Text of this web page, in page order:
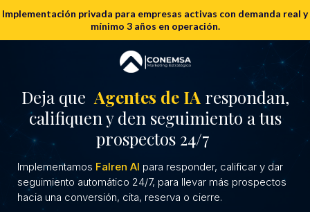
Implementación privada para empresas activas con demanda real y
mínimo 3 años en operación.
Deja que Agentes de IA respondan,
califiquen y den seguimiento a tus
prospectos 24/7
Implementamos Falren AI para responder, calificar y dar
seguimiento automático 24/7, para llevar más prospectos
hacia una conversión, cita, reserva o cierre.